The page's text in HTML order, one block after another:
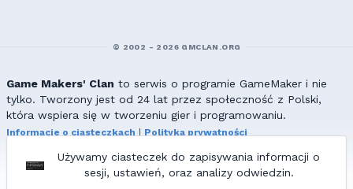
Używamy ciasteczek do zapisywania informacji o
sesji, ustawień, oraz analizy odwiedzin.
© 2002 - 2026 GMCLAN.ORG
Game Makers' Clan to serwis o programie GameMaker i nie
tylko. Tworzony jest od 24 lat przez społeczność z Polski,
która wspiera się w tworzeniu gier i programowaniu.
Informacje o ciasteczkach
Polityka prywatności
Wszelkie prawa zastrzeżone. Kopiowanie materiałów bez zgody
redakcji zabronione!